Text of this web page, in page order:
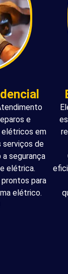
e
em
serviços de
a segurança
elétrica.
para
elétrico.